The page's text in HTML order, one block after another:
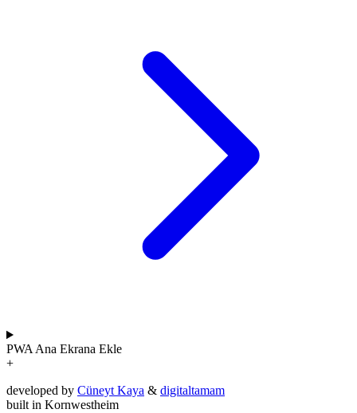
PWA Ana Ekrana Ekle
+
developed by Cüneyt Kaya & digitaltamam
built in Kornwestheim